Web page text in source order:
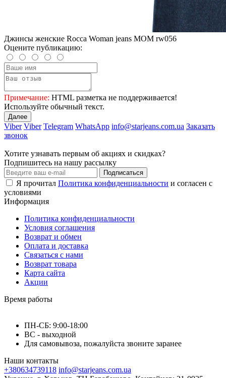
Джинсы женские Rocca Woman jeans МОМ rw056
Оцените публикацию:
Примечание: HTML разметка не поддерживается!
Используйте обычный текст.
Далее
Viber Viber Telegram WhatsApp info@starjeans.com.ua Заказать
звонок
Хотите узнавать первым об акциях и скидках?
Подпишитесь на нашу рассылку
Подписаться
Я прочитал Политика конфиденциальности и согласен с
условиями
Информация
Политика конфиденциальности
Условия соглашения
Возврат и обмен
Оплата и доставка
Связаться с нами
Возврат товара
Карта сайта
Акции
Время работы
ПН-СБ: 9:00-18:00
ВС - выходной
Для самовывоза, пожалуйста звоните заранее
Наши контакты
+380634739118 info@starjeans.com.ua